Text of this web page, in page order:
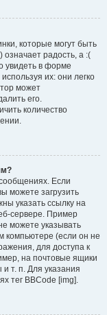
которые могут быть
радость, а :(
увидеть в форме
их: они легко
может
его.
количество
Если
можете загрузить
указать ссылку на
сервере. Пример
можете указывать
компьютере (если он не
для доступа к
на почтовые ящики
т. п. Для указания
тег BBCode [img].